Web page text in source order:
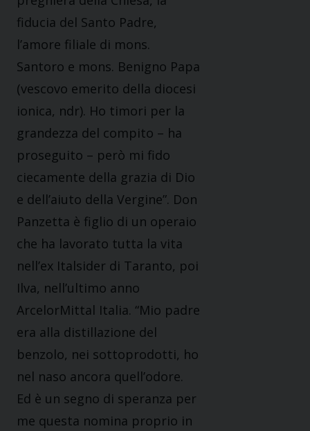
fiducia del Santo Padre,
l’amore filiale di mons.
Santoro e mons. Benigno Papa
(vescovo emerito della diocesi
ionica, ndr). Ho timori per la
grandezza del compito – ha
proseguito – però mi fido
ciecamente della grazia di Dio
e dell’aiuto della Vergine”. Don
Panzetta è figlio di un operaio
che ha lavorato tutta la vita
nell’ex Italsider di Taranto, poi
Ilva, nell’ultimo anno
ArcelorMittal Italia. “Mio padre
era alla distillazione del
benzolo, nei sottoprodotti, ho
nel naso ancora quell’odore.
Ed è un segno di speranza per
me questa nomina proprio in